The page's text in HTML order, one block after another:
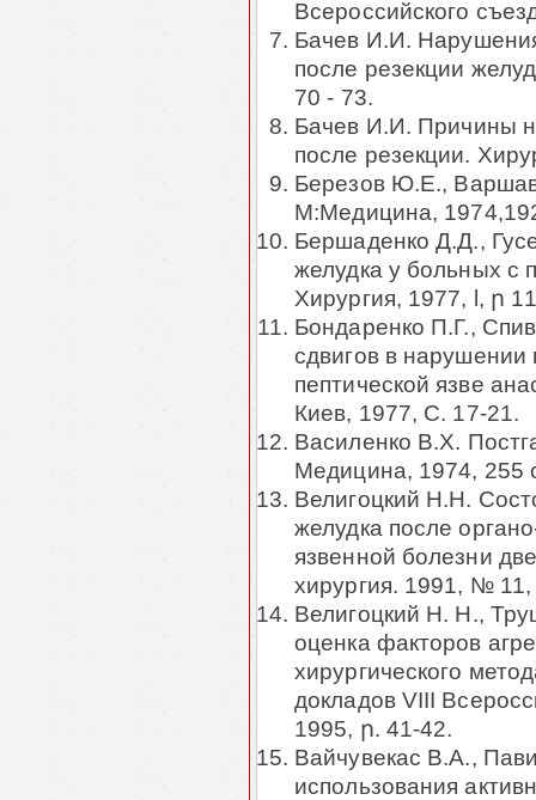
Всероссийского
Бачев И.И.
после резекции
70 - 73.
Бачев И.И. Причины
после резекции.
Березов Ю.Е.,
М:Медицина,
Бершаденко Д.Д.,
желудка у больных с
Хирургия, 1977, l, ր
Бондаренко П.Г.,
сдвигов в
пептической язве
Киев, 1977, С. 17-21.
Василенко В.X.
Медицина, 1974, 255
Велигоцкий Н.Н.
желудка после
язвенной болезни
хирургия. 1991, № 11,
Велигоцкий Н. Н.,
оценка факторов
хирургического
докладов VIII
1995, ր. 41-42.
Вайчувекас В.А.,
использования